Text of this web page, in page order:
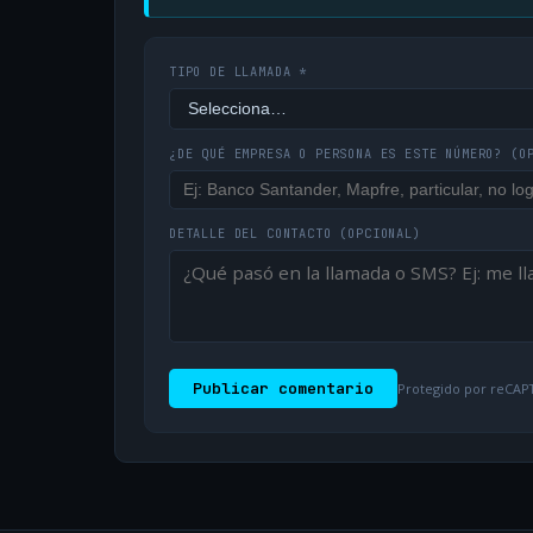
TIPO DE LLAMADA *
¿DE QUÉ EMPRESA O PERSONA ES ESTE NÚMERO?
DETALLE DEL CONTACTO (OPCIONAL)
Publicar comentario Protegido por